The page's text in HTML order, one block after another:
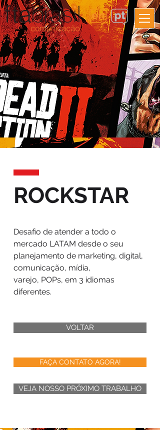
DIGITAL ADS PDV LATAM
ROCKSTAR
Desafio de atender a todo o
mercado LATAM desde o seu
planejamento de marketing, digital,
comunicação, mídia,
varejo, POPs, em 3 idiomas
diferentes.
VOLTAR
FAÇA CONTATO AGORA!
VEJA NOSSO PRÓXIMO TRABALHO